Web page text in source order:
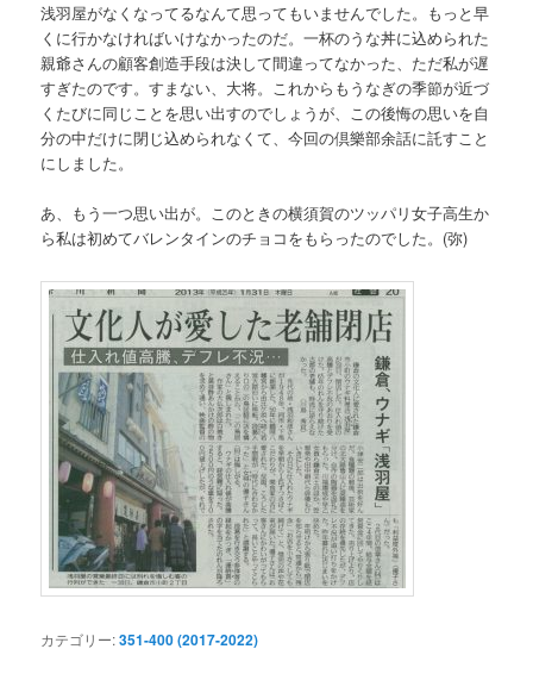
浅羽屋がなくなってるなんて思ってもいませんでした。もっと早
くに行かなければいけなかったのだ。一杯のうな丼に込められた
親爺さんの顧客創造手段は決して間違ってなかった、ただ私が遅
すぎたのです。すまない、大将。これからもうなぎの季節が近づ
くたびに同じことを思い出すのでしょうが、この後悔の思いを自
分の中だけに閉じ込められなくて、今回の倶樂部余話に託すこと
にしました。
あ、もう一つ思い出が。このときの横須賀のツッパリ女子高生か
ら私は初めてバレンタインのチョコをもらったのでした。(弥)
カテゴリー:351-400 (2017-2022)